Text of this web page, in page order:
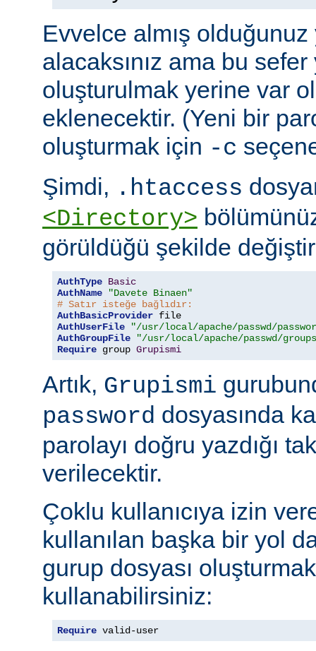
Evvelce almış olduğunuz
alacaksınız ama bu
oluşturulmak yerine var
eklenecektir. (Yeni bir
oluşturmak için -c
Şimdi, .htaccess
<Directory>
görüldüğü şekilde
AuthType Basic
AuthName
"Davete Binaen"
# Satır isteğe bağlıdır:
AuthBasicProvider
AuthUserFile
"/usr/local/apache/passwd/
AuthGroupFile
"/usr/local/apache/passwd/
Require group Grupismi
Artık, Grupismi
password dosyasında
parolayı doğru yazdığı
verilecektir.
Çoklu kullanıcıya izin
kullanılan başka bir yol
gurup dosyası
kullanabilirsiniz:
Require valid-user